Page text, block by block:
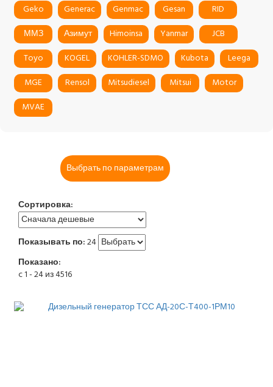
Geko
Generac Genmac Gesan
RID
ММЗ
Азимут Himoinsa Yanmar
JCB
Toyo
KOGEL KOHLER-SDMO Kubota
Leega
MGE
Rensol Mitsudiesel Mitsui
Motor
MVAE
Выбрать по параметрам
Сортировка:
Показывать по:24
Показано:
c 1 - 24 из 4516